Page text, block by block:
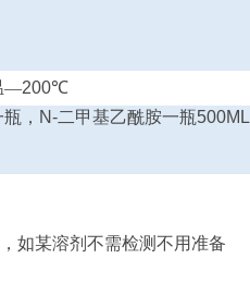
—200℃
， N-二甲基乙酰胺一瓶500ML
如某溶剂不需检测不用准备